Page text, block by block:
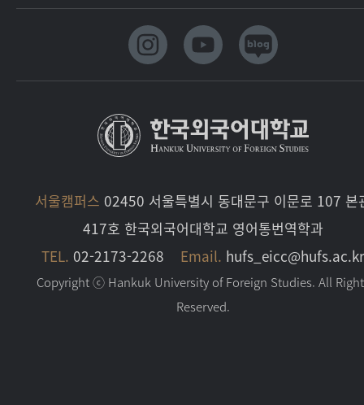
서울캠퍼스 02450 서울특별시 동대문구 이문로 107 본
417호 한국외국어대학교 영어통번역학과
TEL. 02-2173-2268 Email. hufs_eicc@hufs.ac.kr
Copyright ⓒ Hankuk University of Foreign Studies. All
Reserved.